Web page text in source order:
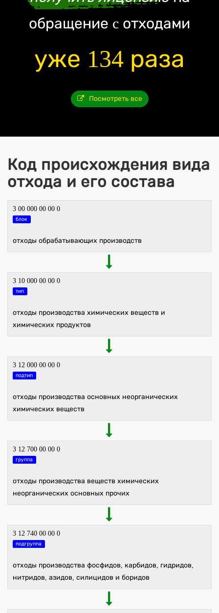
обращение c отходами
уже 134 раза
Посмотреть все
Код происхождения вида
отхода и его состава
3 00 000 00 00 0
блок
отходы обрабатывающих производств
3 10 000 00 00 0
тип
отходы производства химических веществ и
химических продуктов
3 12 000 00 00 0
подтип
отходы производства основных неорганических
химических веществ
3 12 700 00 00 0
группа
отходы производства веществ химических
неорганических основных прочих
3 12 740 00 00 0
подгруппа
отходы производства фосфидов, карбидов, гидридов,
нитридов, азидов, силицидов и боридов